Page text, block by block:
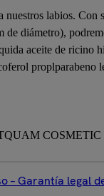
labios. Con
diámetro),
aceite de
proplparabeno
COSMETIC
– Garantía legal